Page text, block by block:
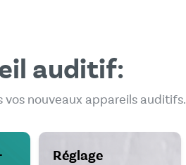
auditif:
nouveaux appareils auditifs.
Réglage